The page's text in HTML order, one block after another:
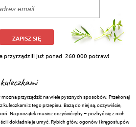
ZAPISZ SIĘ
przyrządzili już ponad 260 000 potraw!
przyrządzić na wiele pysznych sposobów. Przekonaj
kuleczkami z tego przepisu. Bazą do niej są, oczywiście,
Na początek musisz oczyścić ryby – pozbyć się z nich
i dokładnie je umyć. Rybich głów, ogonów i kręgosłupów